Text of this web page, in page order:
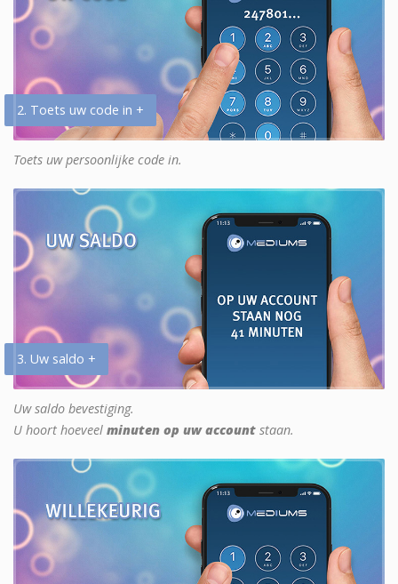
2. Toets uw code in +
Toets uw persoonlijke code in.
3. Uw saldo +
Uw saldo bevestiging.
U hoort hoeveel minuten op uw account staan.